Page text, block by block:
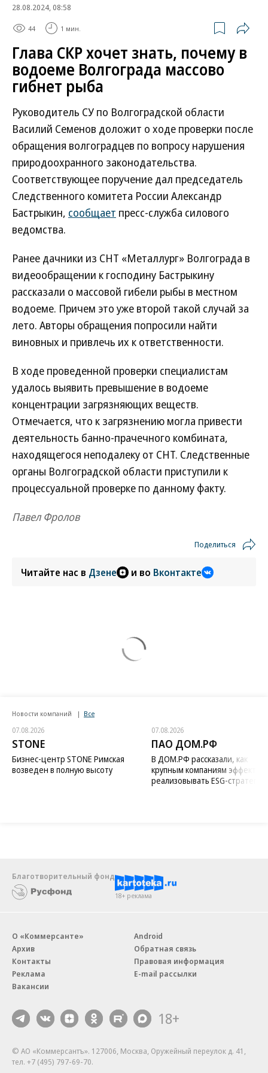
28.08.2024, 08:58
44 1 мин.
Глава СКР хочет знать, почему в
водоеме Волгограда массово
гибнет рыба
Руководитель СУ по Волгоградской области
Василий Семенов доложит о ходе проверки после
обращения волгоградцев по вопросу нарушения
природоохранного законодательства.
Соответствующее поручение дал председатель
Следственного комитета России Александр
Бастрыкин, сообщает пресс-служба силового
ведомства.
Ранее дачники из СНТ «Металлург» Волгограда в
видеообращении к господину Бастрыкину
рассказали о массовой гибели рыбы в местном
водоеме. Причем это уже второй такой случай за
лето. Авторы обращения попросили найти
виновных и привлечь их к ответственности.
В ходе проведенной проверки специалистам
удалось выявить превышение в водоеме
концентрации загрязняющих веществ.
Отмечается, что к загрязнению могла привести
деятельность банно-прачечного комбината,
находящегося неподалеку от СНТ. Следственные
органы Волгоградской области приступили к
процессуальной проверке по данному факту.
Павел Фролов
Поделиться
Читайте нас в Дзене и во Вконтакте
Новости компаний Все
07.08.2026
STONE
Бизнес-центр STONE Римская
возведен в полную высоту
07.08.2026
ПАО ДОМ.РФ
В ДОМ.РФ рассказали, как
крупным компаниям
реализовывать ESG-стратегию
Благотворительный фонд
18+ реклама
О «Коммерсанте»
Архив
Контакты
Реклама
Вакансии
Android
Обратная связь
Правовая информация
E-mail рассылки
18+
© АО «Коммерсантъ». 127006, Москва, Оружейный переулок д. 41,
тел. +7 (495) 797-69-70.